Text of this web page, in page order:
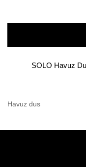
SOLO Havuz
Havuz dus